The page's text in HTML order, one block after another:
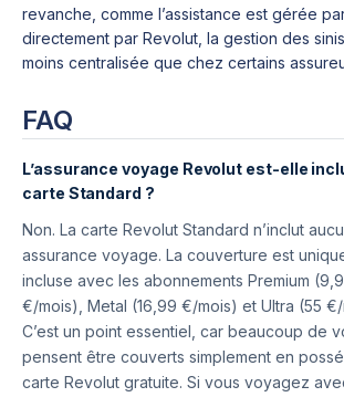
revanche, comme l’assistance est gérée
directement par Revolut, la gestion des
moins centralisée que chez certains
FAQ
L’assurance voyage Revolut est-elle
carte Standard ?
Non. La carte Revolut Standard n’inclut
assurance voyage. La couverture est
incluse avec les abonnements Premium
€/mois), Metal (16,99 €/mois) et Ultra (55 €/
C’est un point essentiel, car beaucoup de
pensent être couverts simplement en
carte Revolut gratuite. Si vous voyagez